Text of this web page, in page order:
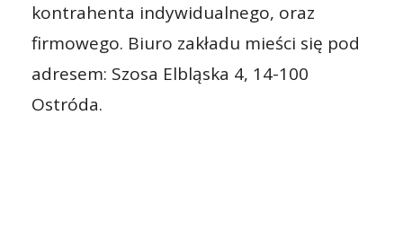
kontrahenta indywidualnego, oraz
firmowego. Biuro zakładu mieści się pod
adresem: Szosa Elbląska 4, 14-100
Ostróda.